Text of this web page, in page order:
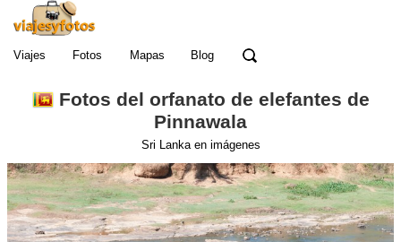
Viajes Fotos Mapas Blog
Fotos del orfanato de elefantes de
Pinnawala
Sri Lanka en imágenes